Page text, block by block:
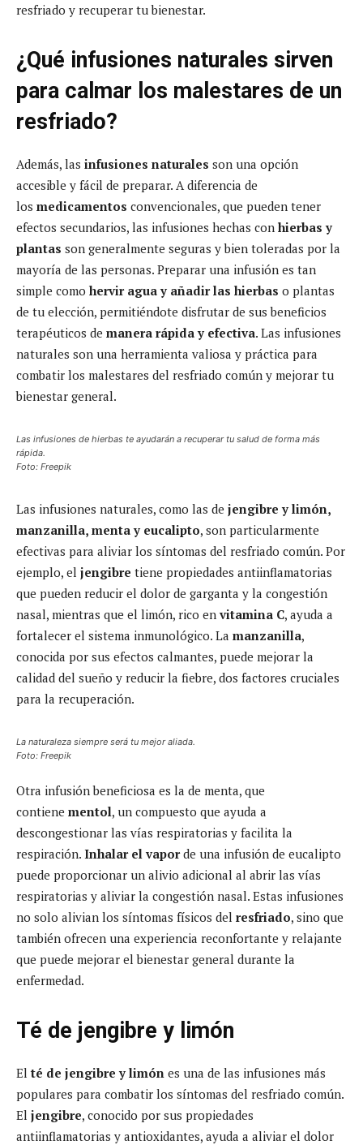
resfriado y recuperar tu bienestar.
¿Qué infusiones naturales sirven
para calmar los malestares de un
resfriado?
Además, las infusiones naturales son una opción
accesible y fácil de preparar. A diferencia de
los medicamentos convencionales, que pueden tener
efectos secundarios, las infusiones hechas con hierbas y
plantas son generalmente seguras y bien toleradas por la
mayoría de las personas. Preparar una infusión es tan
simple como hervir agua y añadir las hierbas o plantas
de tu elección, permitiéndote disfrutar de sus beneficios
terapéuticos de manera rápida y efectiva. Las infusiones
naturales son una herramienta valiosa y práctica para
combatir los malestares del resfriado común y mejorar tu
bienestar general.
Las infusiones de hierbas te ayudarán a recuperar tu salud de forma más
rápida.
Foto: Freepik
Las infusiones naturales, como las de jengibre y limón,
manzanilla, menta y eucalipto, son particularmente
efectivas para aliviar los síntomas del resfriado común. Por
ejemplo, el jengibre tiene propiedades antiinflamatorias
que pueden reducir el dolor de garganta y la congestión
nasal, mientras que el limón, rico en vitamina C, ayuda a
fortalecer el sistema inmunológico. La manzanilla,
conocida por sus efectos calmantes, puede mejorar la
calidad del sueño y reducir la fiebre, dos factores cruciales
para la recuperación.
La naturaleza siempre será tu mejor aliada.
Foto: Freepik
Otra infusión beneficiosa es la de menta, que
contiene mentol, un compuesto que ayuda a
descongestionar las vías respiratorias y facilita la
respiración. Inhalar el vaporde una infusión de eucalipto
puede proporcionar un alivio adicional al abrir las vías
respiratorias y aliviar la congestión nasal. Estas infusiones
no solo alivian los síntomas físicos del resfriado, sino que
también ofrecen una experiencia reconfortante y relajante
que puede mejorar el bienestar general durante la
enfermedad.
Té de jengibre y limón
Elté de jengibre y limón es una de las infusiones más
populares para combatir los síntomas del resfriado común.
El jengibre, conocido por sus propiedades
antiinflamatorias y antioxidantes, ayuda a aliviar el dolor